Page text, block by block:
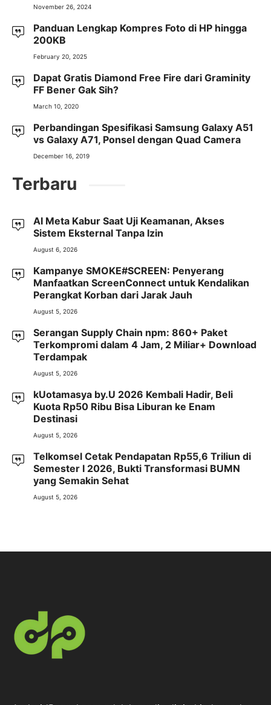
November 26, 2024
Panduan Lengkap Kompres Foto di HP hingga
200KB
February 20, 2025
Dapat Gratis Diamond Free Fire dari Graminity
FF Bener Gak Sih?
March 10, 2020
Perbandingan Spesifikasi Samsung Galaxy A51
vs Galaxy A71, Ponsel dengan Quad Camera
December 16, 2019
Terbaru
AI Meta Kabur Saat Uji Keamanan, Akses
Sistem Eksternal Tanpa Izin
August 6, 2026
Kampanye SMOKE#SCREEN: Penyerang
Manfaatkan ScreenConnect untuk Kendalikan
Perangkat Korban dari Jarak Jauh
August 5, 2026
Serangan Supply Chain npm: 860+ Paket
Terkompromi dalam 4 Jam, 2 Miliar+ Download
Terdampak
August 5, 2026
kUotamasya by.U 2026 Kembali Hadir, Beli
Kuota Rp50 Ribu Bisa Liburan ke Enam
Destinasi
August 5, 2026
Telkomsel Cetak Pendapatan Rp55,6 Triliun di
Semester I 2026, Bukti Transformasi BUMN
yang Semakin Sehat
August 5, 2026